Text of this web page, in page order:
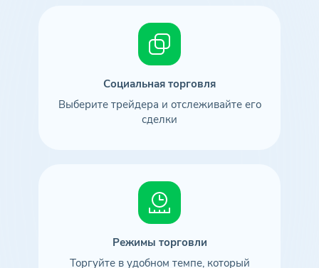
Социальная торговля
Выберите трейдера и отслеживайте его
сделки
Режимы торговли
Торгуйте в удобном темпе, который